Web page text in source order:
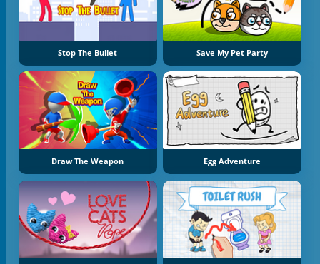
Stop The Bullet Save My Pet Party
Draw The Weapon Egg Adventure